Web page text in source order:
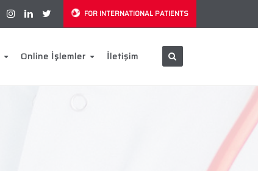
FOR INTERNATIONAL PATIENTS
Online İşlemler İletişim